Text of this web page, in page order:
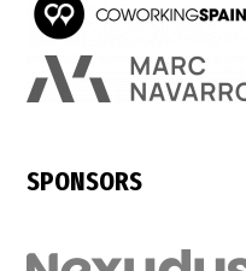
SPONSORS